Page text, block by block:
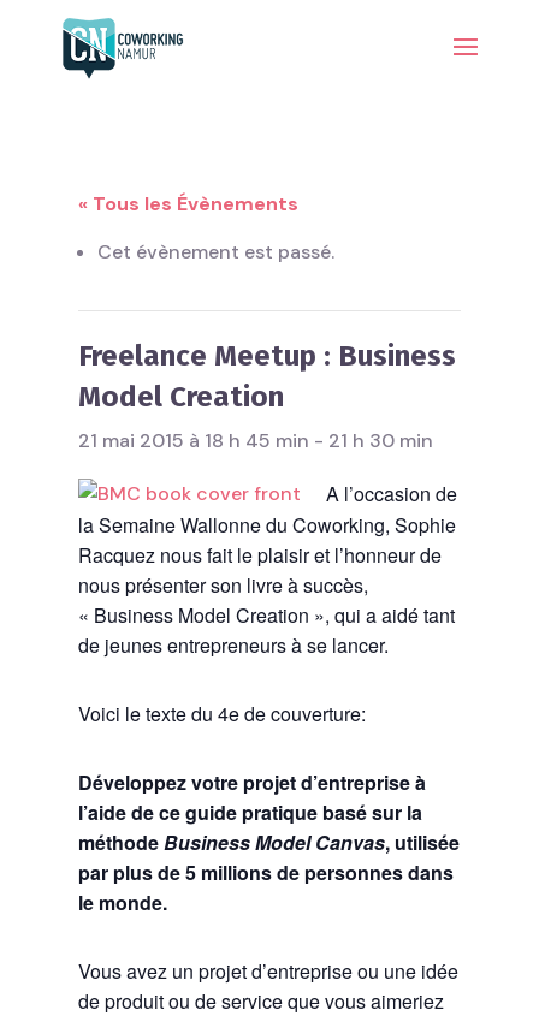
« Tous les Évènements
Cet évènement est passé.
Freelance Meetup : Business
Model Creation
21 mai 2015 à 18 h 45 min - 21 h 30 min
A l’occasion de
la Semaine Wallonne du Coworking, Sophie
Racquez nous fait le plaisir et l’honneur de
nous présenter son livre à succès,
« Business Model Creation », qui a aidé tant
de jeunes entrepreneurs à se lancer.
Voici le texte du 4e de couverture:
Développez votre projet d’entreprise à
l’aide de ce guide pratique basé sur la
méthodeBusiness Model Canvas, utilisée
par plus de 5 millions de personnes dans
le monde.
Vous avez un projet d’entreprise ou une idée
de produit ou de service que vous aimeriez